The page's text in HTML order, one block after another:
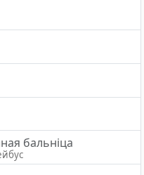
бальніца